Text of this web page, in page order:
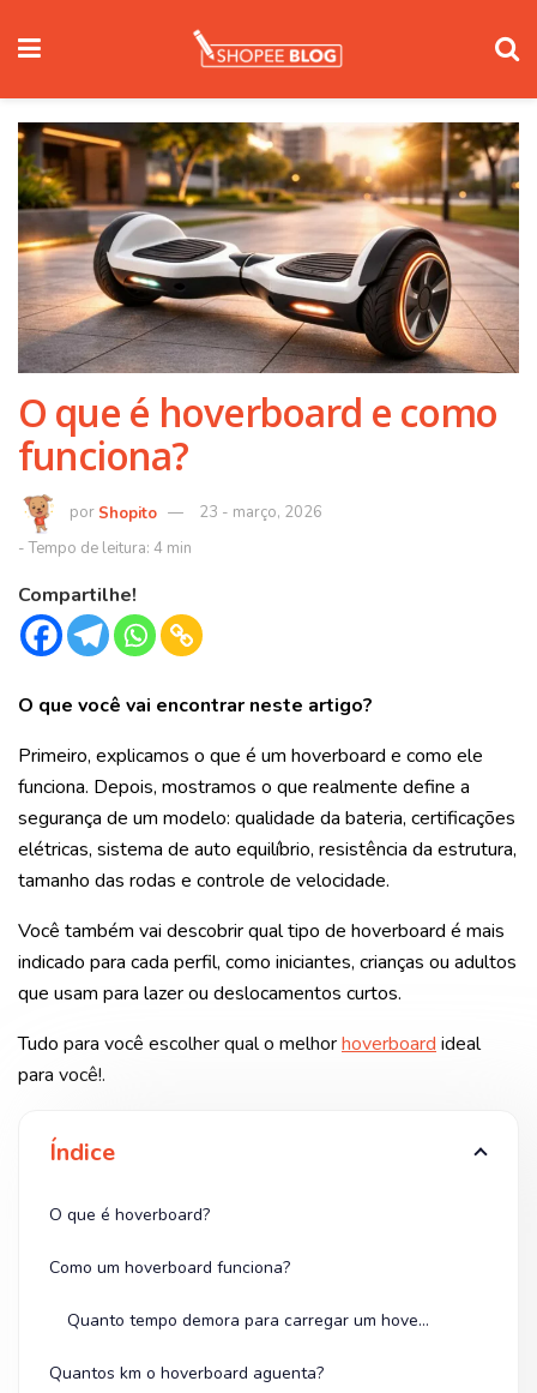
O que é hoverboard e como
funciona?
Shopito 23 - março, 2026
Compartilhe!
O que você vai encontrar neste artigo?
Primeiro, explicamos o que é um hoverboard e como ele
funciona. Depois, mostramos o que realmente define a
segurança de um modelo: qualidade da bateria, certificações
elétricas, sistema de auto equilíbrio, resistência da estrutura,
tamanho das rodas e controle de velocidade.
Você também vai descobrir qual tipo de hoverboard é mais
indicado para cada perfil, como iniciantes, crianças ou adultos
que usam para lazer ou deslocamentos curtos.
Tudo para você escolher qual o melhorhoverboard ideal
para você!.
Índice
O que é hoverboard?
Como um hoverboard funciona?
Quanto tempo demora para carregar um hoverboard?
Quantos km o hoverboard aguenta?